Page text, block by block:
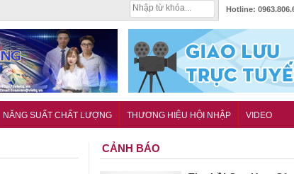
Hotline:
NĂNG SUẤT CHẤT LƯỢNG THƯƠNG HIỆU HỘI NHẬP VIDEO
CẢNH BÁO